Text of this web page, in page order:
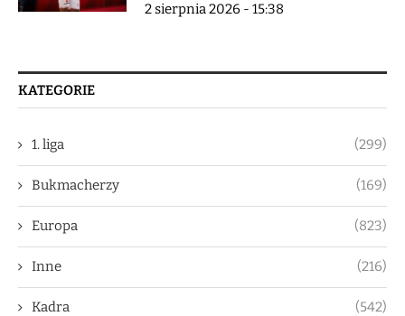
2 sierpnia 2026 - 15:38
KATEGORIE
1. liga (299)
Bukmacherzy (169)
Europa (823)
Inne (216)
Kadra (542)